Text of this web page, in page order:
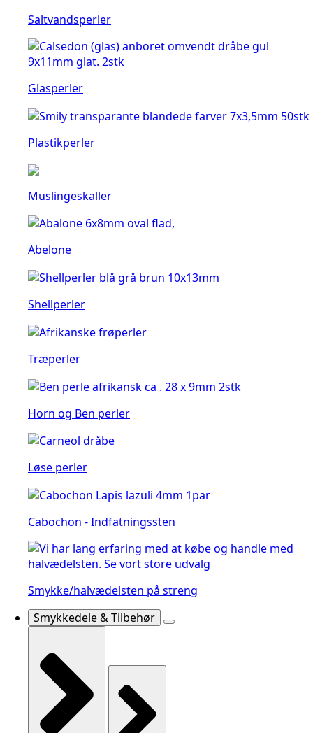
Saltvandsperler
Glasperler
Plastikperler
Muslingeskaller
Abelone
Shellperler
Træperler
Horn og Ben perler
Løse perler
Cabochon - Indfatningssten
Smykke/halvædelsten på streng
Smykkedele & Tilbehør